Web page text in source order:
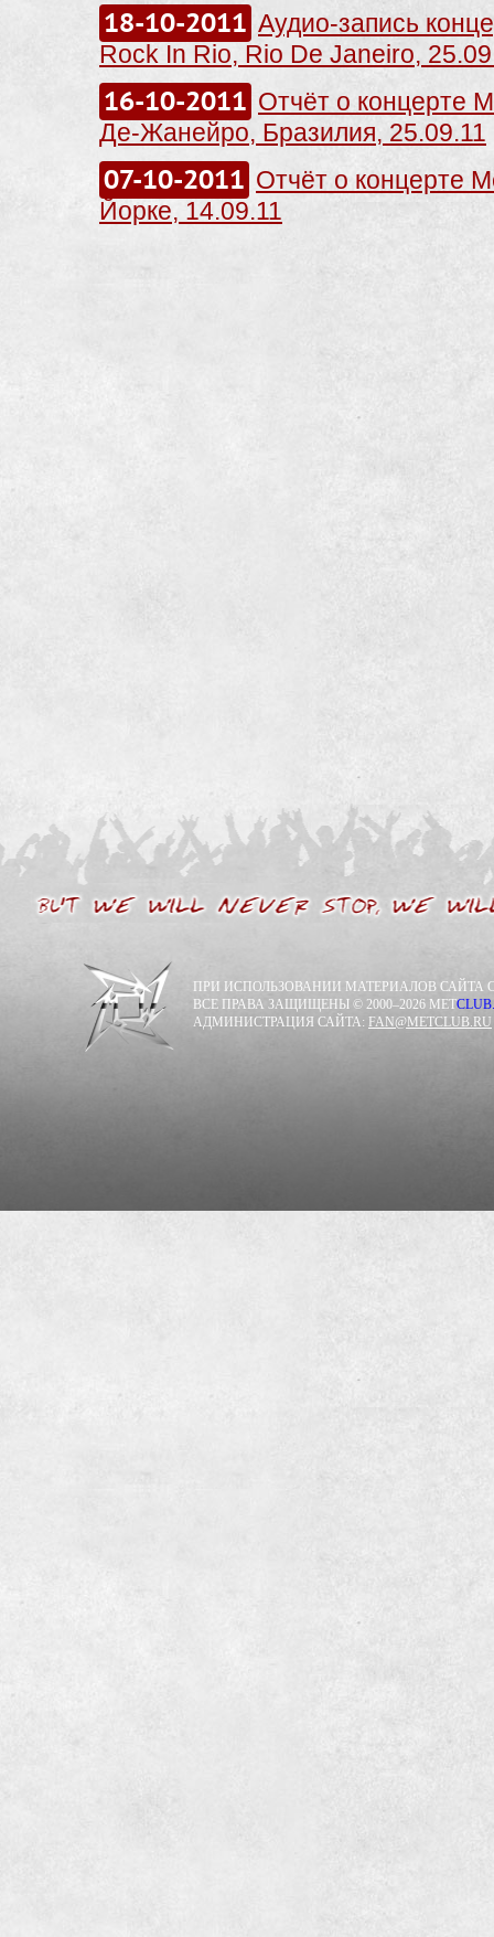
18-10-2011 Аудио-запись
Rock In Rio, Rio De Janeiro,
16-10-2011 Отчёт о концерте
Де-Жанейро, Бразилия, 25.09.11
07-10-2011 Отчёт о концерте
Йорке, 14.09.11
ПРИ ИСПОЛЬЗОВАНИИ МАТЕРИАЛОВ САЙТА
ВСЕ ПРАВА ЗАЩИЩЕНЫ © 2000–2026 METCLUB.
АДМИНИСТРАЦИЯ САЙТА: FAN@METCLUB.RU